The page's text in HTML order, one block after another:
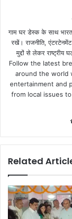
गाम घर डेस्क के साथ
रखें। राजनीति,
मुद्दों से लेकर
Follow the latest
around the world
entertainment and
from local issues
Related